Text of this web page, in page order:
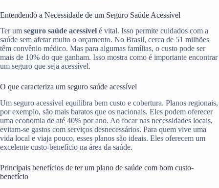
Entendendo a Necessidade de um Seguro Saúde Acessível
Ter um seguro saúde acessível é vital. Isso permite cuidados com a
saúde sem afetar muito o orçamento. No Brasil, cerca de 51 milhões
têm convênio médico. Mas para algumas famílias, o custo pode ser
mais de 10% do que ganham. Isso mostra como é importante encontrar
um seguro que seja acessível.
O que caracteriza um seguro saúde acessível
Um seguro acessível equilibra bem custo e cobertura. Planos regionais,
por exemplo, são mais baratos que os nacionais. Eles podem oferecer
uma economia de até 40% por ano. Ao focar nas necessidades locais,
evitam-se gastos com serviços desnecessários. Para quem vive uma
vida local e viaja pouco, esses planos são ideais. Eles oferecem um
excelente custo-benefício na área da saúde.
Principais benefícios de ter um plano de saúde com bom custo-
benefício